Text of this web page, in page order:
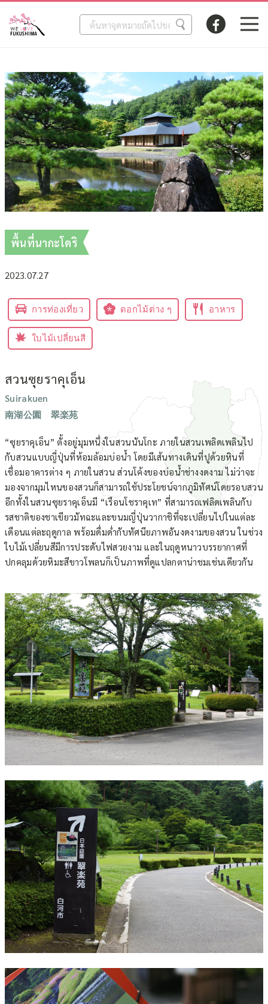
พื้นที่นากะโดริ
2023.07.27
การท่องเที่ยว ดอกไม้ต่าง ๆ อาหาร
ใบไม้เปลี่ยนสี
สวนซุยราคุเอ็น
Suirakuen
南湖公園 翠楽苑
“ซุยราคุเอ็น” ตั้งอยู่มุมหนึ่งในสวนนันโกะ ภายในสวนเพลิดเพลินไป
กับสวนแบบญี่ปุ่นที่ห้อมล้อมบ่อน้ำ โดยมีเส้นทางเดินที่ปูด้วยหินที่
เชื่อมอาคารต่าง ๆ ภายในสวน ส่วนโค้งของบ่อน้ำช่างงดงาม ไม่ว่าจะ
มองจากมุมไหนของสวนก็สามารถใช้ประโยชน์จากภูมิทัศน์โดยรอบสวน
อีกทั้งในสวนซุยราคุเอ็นมี “เรือนโชราคุเท” ที่สามารถเฟลิดเพลินกับ
รสชาติของชาเขียวมัทฉะและขนมญี่ปุ่นวากาชิที่จะเปลี่ยนไปในแต่ละ
เดือนแต่ละฤดูกาล พร้อมดื่มด่ำกับทัศนียภาพอันงดงามของสวน ในช่วง
ใบไม้เปลี่ยนสีมีการประดับไฟสวยงาม และในฤดูหนาวบรรยากาศที่
ปกคลุมด้วยหิมะสีขาวโพลนก็เป็นภาพที่ดูแปลกตาน่าชมเช่นเดียวกัน